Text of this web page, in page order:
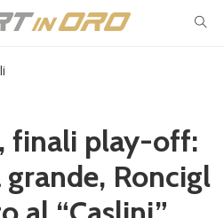
finali play-off:
Roncigl